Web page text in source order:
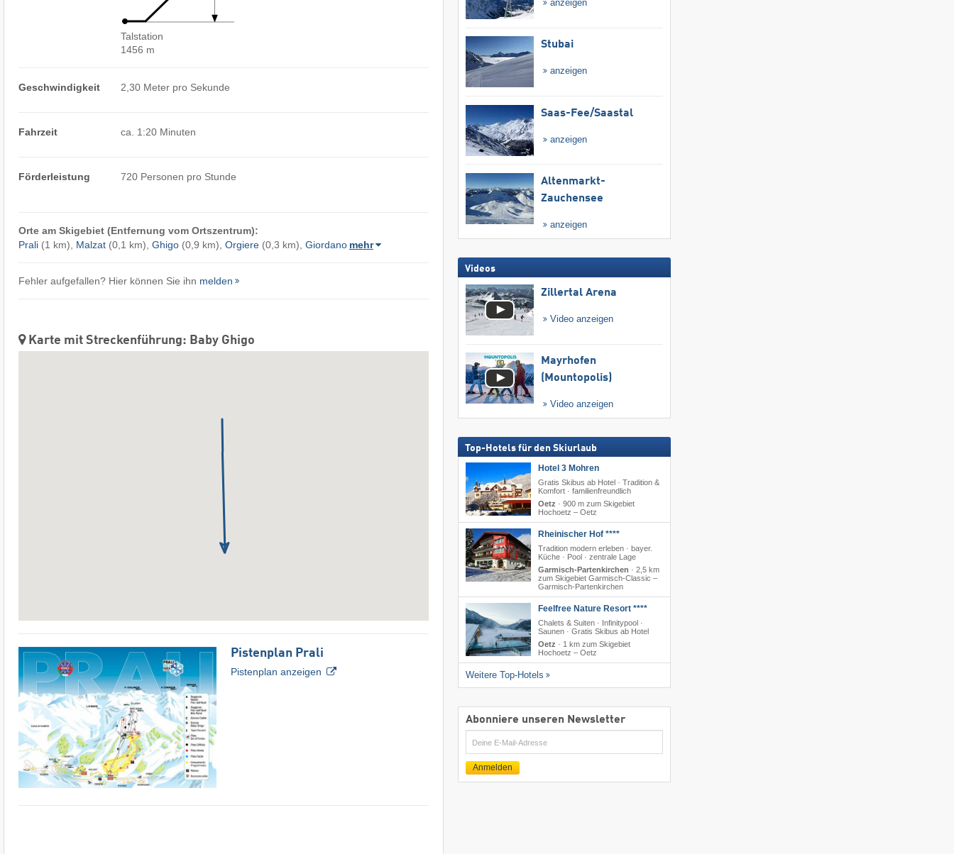
Talstation
1456 m
Geschwindigkeit 2,30 Meter pro Sekunde
Fahrzeit ca. 1:20 Minuten
Förderleistung 720 Personen pro Stunde
Orte am Skigebiet (Entfernung vom Ortszentrum):
Prali(1 km), Malzat(0,1 km), Ghigo(0,9 km), Orgiere(0,3 km), Giordano mehr
Fehler aufgefallen? Hier können Sie ihn melden
Karte mit Streckenführung: Baby Ghigo
Pistenplan Prali
Pistenplan anzeigen
anzeigen
Stubai
anzeigen
Saas-Fee/​Saastal
anzeigen
Altenmarkt-
Zauchensee
anzeigen
Videos
Zillertal Arena
Video anzeigen
Mayrhofen
(Mountopolis)
Video anzeigen
Top-Hotels für den Skiurlaub
Hotel 3 Mohren
Gratis Skibus ab Hotel · Tradition &
Komfort · familienfreundlich
Oetz · 900 m zum Skigebiet
Hochoetz – Oetz
Rheinischer Hof ****
Tradition modern erleben · bayer.
Küche · Pool · zentrale Lage
Garmisch-Partenkirchen · 2,5 km
zum Skigebiet Garmisch-Classic –
Garmisch-Partenkirchen
Feelfree Nature Resort ****
Chalets & Suiten · Infinitypool ·
Saunen · Gratis Skibus ab Hotel
Oetz · 1 km zum Skigebiet
Hochoetz – Oetz
Weitere Top-Hotels
Abonniere unseren Newsletter
E-
Mail
Anmelden